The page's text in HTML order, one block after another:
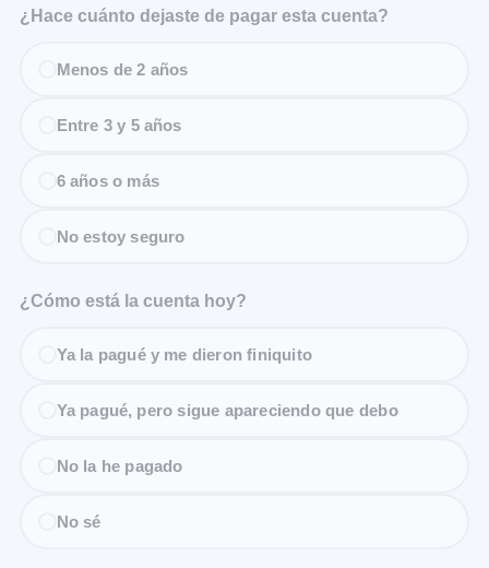
¿Hace cuánto dejaste de pagar esta cuenta?
Menos de 2 años
Entre 3 y 5 años
6 años o más
No estoy seguro
¿Cómo está la cuenta hoy?
Ya la pagué y me dieron finiquito
Ya pagué, pero sigue apareciendo que debo
No la he pagado
No sé